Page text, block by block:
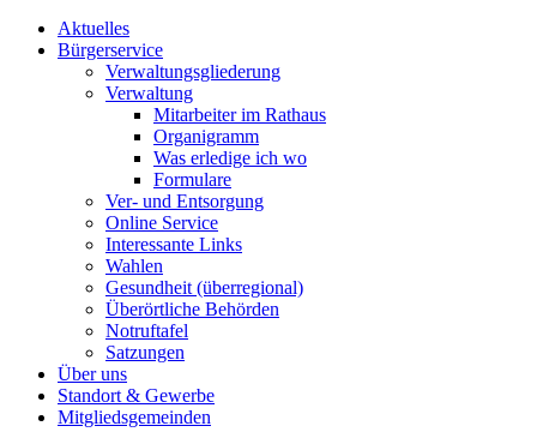
Aktuelles
Bürgerservice
Verwaltungsgliederung
Verwaltung
Mitarbeiter im Rathaus
Organigramm
Was erledige ich wo
Formulare
Ver- und Entsorgung
Online Service
Interessante Links
Wahlen
Gesundheit (überregional)
Überörtliche Behörden
Notruftafel
Satzungen
Über uns
Standort & Gewerbe
Mitgliedsgemeinden